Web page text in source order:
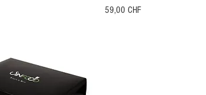
Prix
59,00 CHF